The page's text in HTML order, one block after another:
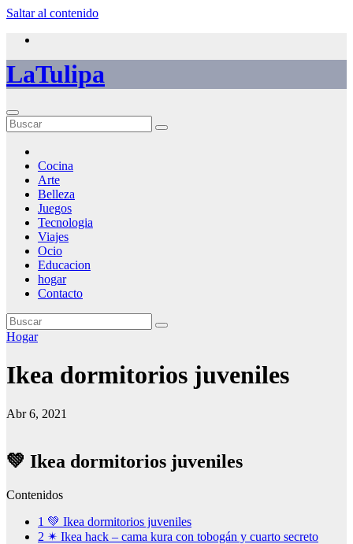
Saltar al contenido
LaTulipa
Cocina
Arte
Belleza
Juegos
Tecnologia
Viajes
Ocio
Educacion
hogar
Contacto
Hogar
Ikea dormitorios juveniles
Abr 6, 2021
💚 Ikea dormitorios juveniles
Contenidos
1 💚 Ikea dormitorios juveniles
2 ✴ Ikea hack – cama kura con tobogán y cuarto secreto